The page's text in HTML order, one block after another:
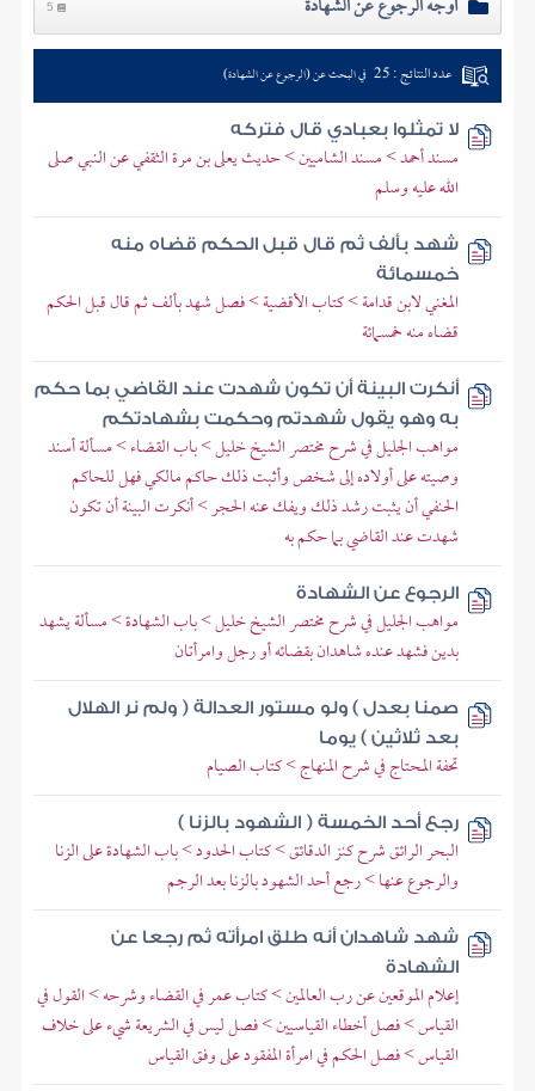
5
عدد النتائج : 25 في البحث عن (الرجوع عن الشهادة)
لا تمثلوا بعبادي قال فتركه
مسند أحمد > مسند الشاميين > حديث يعلى بن مرة الثقفي عن النبي صلى
الله عليه وسلم
شهد بألف ثم قال قبل الحكم قضاه منه
خمسمائة
المغني لابن قدامة > كتاب الأقضية > فصل شهد بألف ثم قال قبل الحكم
قضاه منه خمسمائة
أنكرت البينة أن تكون شهدت عند القاضي بما حكم
به وهو يقول شهدتم وحكمت بشهادتكم
مواهب الجليل في شرح مختصر الشيخ خليل > باب القضاء > مسألة أسند
وصيته على أولاده إلى شخص وأثبت ذلك حاكم مالكي فهل للحاكم
الحنفي أن يثبت رشد ذلك ويفك عنه الحجر > أنكرت البينة أن تكون
شهدت عند القاضي بما حكم به
الرجوع عن الشهادة
مواهب الجليل في شرح مختصر الشيخ خليل > باب الشهادة > مسألة يشهد
بدين فشهد عنده شاهدان بقضائه أو رجل وامرأتان
صمنا بعدل ) ولو مستور العدالة ( ولم نر الهلال
بعد ثلاثين ) يوما
تحفة المحتاج في شرح المنهاج > كتاب الصيام
رجع أحد الخمسة ( الشهود بالزنا )
البحر الرائق شرح كنز الدقائق > كتاب الحدود > باب الشهادة على الزنا
والرجوع عنها > رجع أحد الشهود بالزنا بعد الرجم
شهد شاهدان أنه طلق امرأته ثم رجعا عن
الشهادة
إعلام الموقعين عن رب العالمين > كتاب عمر في القضاء وشرحه > القول في
القياس > فصل أخطاء القياسيين > فصل ليس في الشريعة شيء على خلاف
القياس > فصل الحكم في امرأة المفقود على وفق القياس